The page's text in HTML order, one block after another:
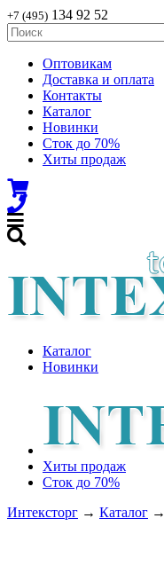
+7 (495) 134 92 52
Оптовикам
Доставка и оплата
Контакты
Каталог
Новинки
Сток до 70%
Хиты продаж
Каталог
Новинки
Хиты продаж
Сток до 70%
Интексторг → Каталог →